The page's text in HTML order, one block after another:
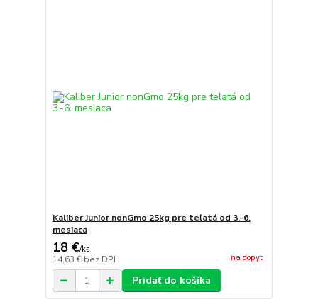
Kaliber Junior nonGmo 25kg pre teľatá od 3.-6.
mesiaca
18 €/ks
14,63 € bez DPH na dopyt
Pridať do košíka